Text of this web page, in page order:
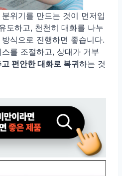
위기를 만드는 것이 먼저입
도하고, 천천히 대화를 나누
식으로 진행하면 좋습니다.
를 조절하고, 상대가 거부
편안한 대화로 복귀하는 것